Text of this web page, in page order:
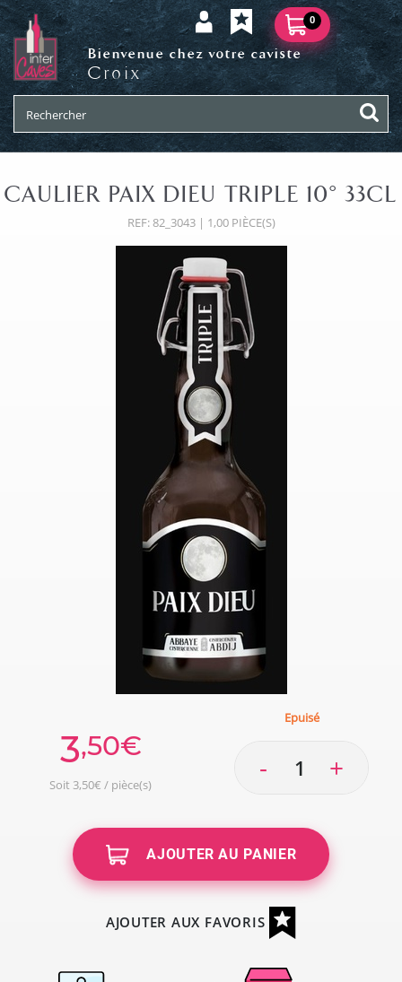
0
Bienvenue chez votre caviste
Croix
CAULIER PAIX DIEU TRIPLE 10° 33CL
REF: 82_3043 | 1,00 PIÈCE(S)
3,50€
Soit 3,50€ / pièce(s)
Epuisé
- +
AJOUTER AU PANIER
AJOUTER AUX FAVORIS